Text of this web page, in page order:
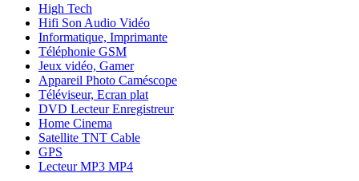
High Tech
Hifi Son Audio Vidéo
Informatique, Imprimante
Téléphonie GSM
Jeux vidéo, Gamer
Appareil Photo Caméscope
Téléviseur, Ecran plat
DVD Lecteur Enregistreur
Home Cinema
Satellite TNT Cable
GPS
Lecteur MP3 MP4